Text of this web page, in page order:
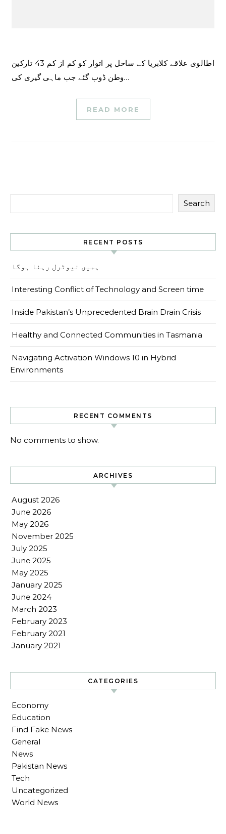
اطالوی علاقے کلابریا کے ساحل پر اتوار کو کم از کم 43 تارکین
وطن ڈوب گئے جب ماہی گیری کی…
READ MORE
Search
RECENT POSTS
ہمیں نیوٹرل رہنا ہوگا
Interesting Conflict of Technology and Screen time
Inside Pakistan’s Unprecedented Brain Drain Crisis
Healthy and Connected Communities in Tasmania
Navigating Activation Windows 10 in Hybrid
Environments
RECENT COMMENTS
No comments to show.
ARCHIVES
August 2026
June 2026
May 2026
November 2025
July 2025
June 2025
May 2025
January 2025
June 2024
March 2023
February 2023
February 2021
January 2021
CATEGORIES
Economy
Education
Find Fake News
General
News
Pakistan News
Tech
Uncategorized
World News